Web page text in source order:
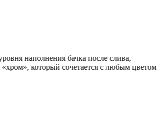
наполнения бачка после слива,
который сочетается с любым цветом